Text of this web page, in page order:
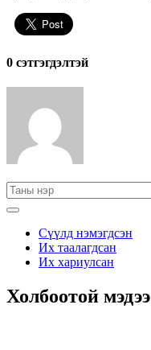
0 cэтгэгдэлтэй
Сүүлд нэмэгдсэн
Их таалагдсан
Их хариулсан
Холбоотой мэдээ